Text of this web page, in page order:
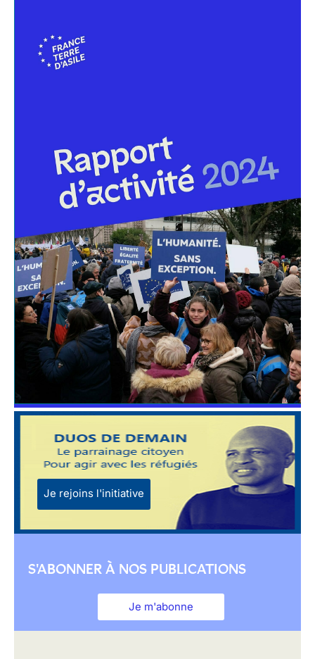
Je rejoins l'initiative
S'ABONNER À NOS PUBLICATIONS
Je m'abonne